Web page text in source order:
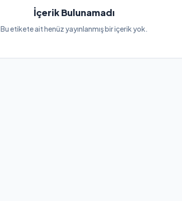
İçerik Bulunamadı
Bu etikete ait henüz yayınlanmış bir içerik yok.